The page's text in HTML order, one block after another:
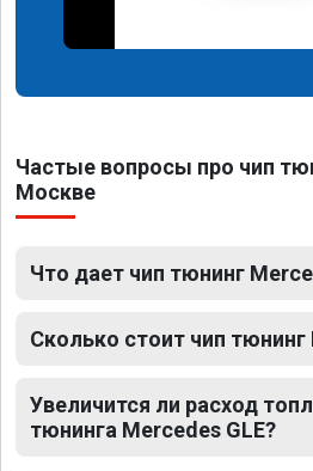
Частые вопросы про чип
Москве
Что дает чип тюнинг
Сколько стоит чип тюнинг
Увеличится ли расход
тюнинга Mercedes GLE?